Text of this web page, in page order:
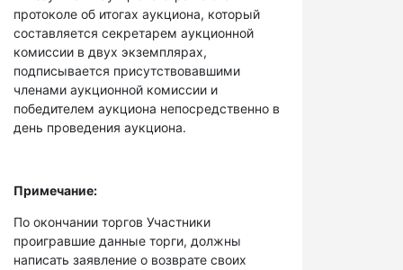
протоколе об итогах аукциона, который
составляется секретарем аукционной
комиссии в двух экземплярах,
подписывается присутствовавшими
членами аукционной комиссии и
победителем аукциона непосредственно в
день проведения аукциона.
Примечание:
По окончании торгов Участники
проигравшие данные торги, должны
написать заявление о возврате своих